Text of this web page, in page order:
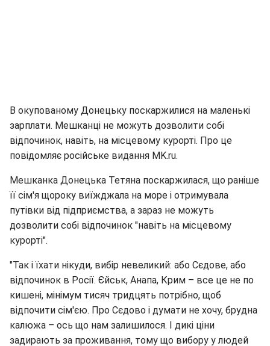
В окупованому Донецьку поскаржилися на маленькі
зарплати. Мешканці не можуть дозволити собі
відпочинок, навіть, на місцевому курорті. Про це
повідомляє російське видання MK.ru.
Мешканка Донецька Тетяна поскаржилася, що раніше
її сім'я щороку виїжджала на море і отримувала
путівки від підприємства, а зараз не можуть
дозволити собі відпочинок "навіть на місцевому
курорті".
"Так і їхати нікуди, вибір невеликий: або Сєдове, або
відпочинок в Росії. Єйськ, Анапа, Крим – все це не по
кишені, мінімум тисяч тридцять потрібно, щоб
відпочити сім'єю. Про Сєдово і думати не хочу, брудна
калюжа – ось що нам залишилося. І дикі ціни
задирають за проживання, тому що вибору у людей